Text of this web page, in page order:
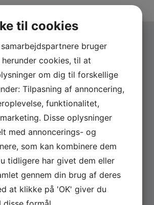
til cookies
bruger
cookies, til at
om dig til forskellige
Tilpasning af annoncering,
funktionalitet,
Disse oplysninger
med annoncerings- og
som kan kombinere dem
tidligere har givet dem eller
gennem din brug af deres
at klikke på 'OK' giver du